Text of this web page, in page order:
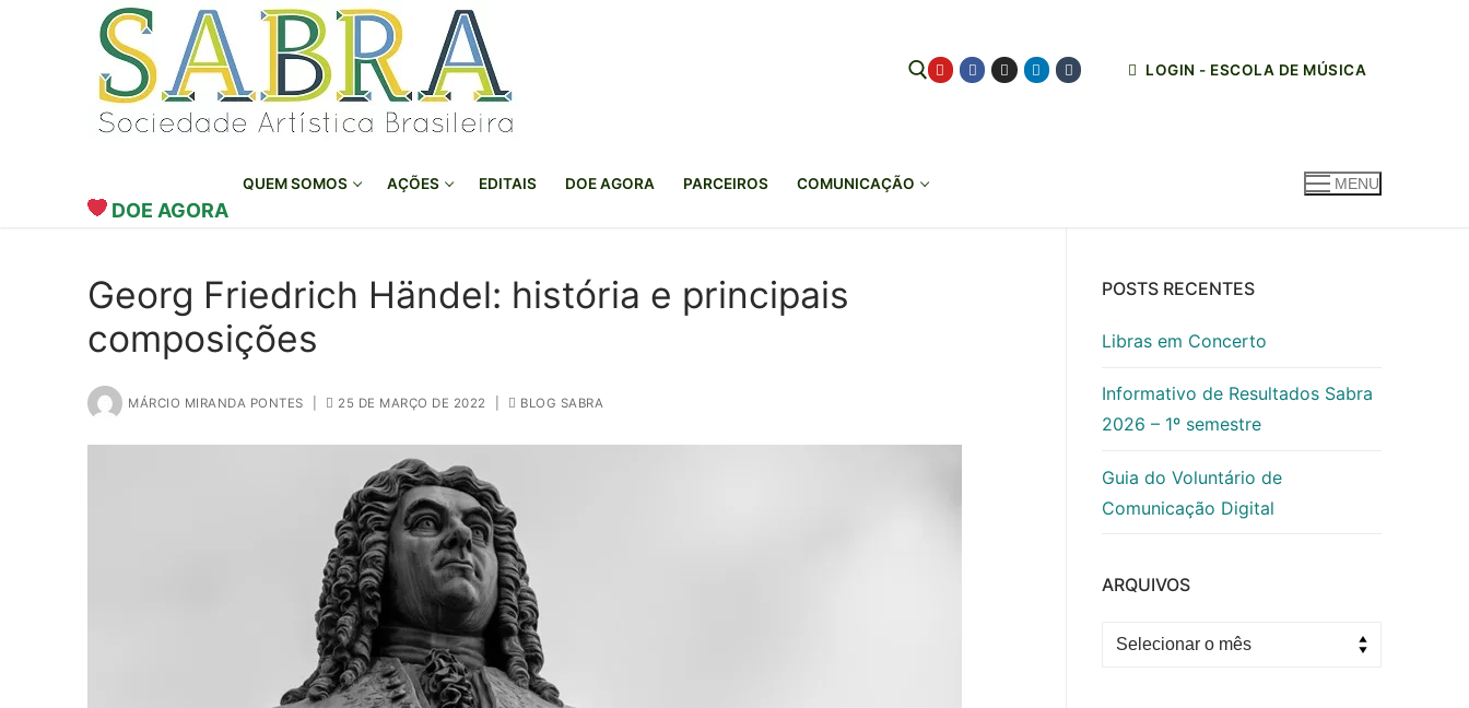
LOGIN - ESCOLA DE MÚSICA
DOE AGORA
QUEM SOMOS AÇÕES EDITAIS DOE AGORA PARCEIROS COMUNICAÇÃO MENU
Georg Friedrich Händel: história e principais
composições
MÁRCIO MIRANDA PONTES 25 DE MARÇO DE 2022 BLOG SABRA
POSTS RECENTES
Libras em Concerto
Informativo de Resultados Sabra
2026 – 1º semestre
Guia do Voluntário de
Comunicação Digital
ARQUIVOS
Arquivos